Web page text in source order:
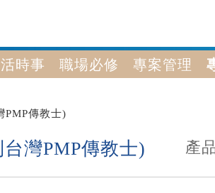
時事 職場必修 專案管理
PMP傳教士)
灣PMP傳教士) 產